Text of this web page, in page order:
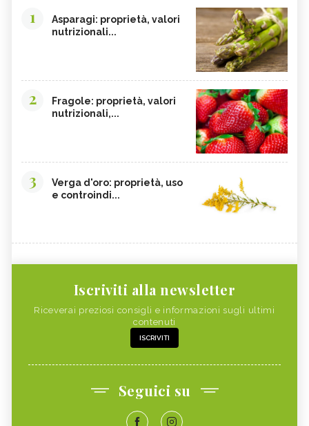
1
Asparagi: proprietà, valori
nutrizionali...
2
Fragole: proprietà, valori
nutrizionali,...
3
Verga d'oro: proprietà, uso
e controindi...
Iscriviti alla newsletter
Riceverai preziosi consigli e informazioni sugli ultimi
contenuti
ISCRIVITI
Seguici su